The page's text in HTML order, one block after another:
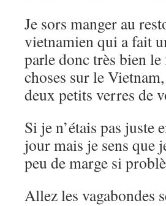
Je sors manger au
vietnamien qui a fait
parle donc très bien
choses sur le
deux petits verres de
Si je n’étais pas juste
jour mais je sens que
peu de marge si
Allez les vagabondes